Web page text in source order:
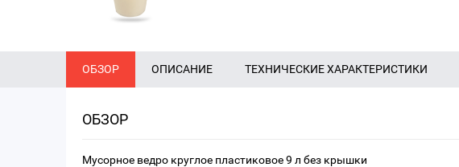
ОБЗОР ОПИСАНИЕ ТЕХНИЧЕСКИЕ ХАРАКТЕРИСТИКИ
ОБЗОР
Мусорное ведро круглое пластиковое 9 л без крышки